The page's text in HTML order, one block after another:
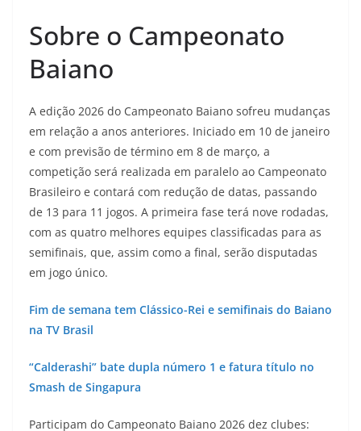
Sobre o Campeonato
Baiano
A edição 2026 do Campeonato Baiano sofreu mudanças
em relação a anos anteriores. Iniciado em 10 de janeiro
e com previsão de término em 8 de março, a
competição será realizada em paralelo ao Campeonato
Brasileiro e contará com redução de datas, passando
de 13 para 11 jogos. A primeira fase terá nove rodadas,
com as quatro melhores equipes classificadas para as
semifinais, que, assim como a final, serão disputadas
em jogo único.
Fim de semana tem Clássico-Rei e semifinais do Baiano
na TV Brasil
“Calderashi” bate dupla número 1 e fatura título no
Smash de Singapura
Participam do Campeonato Baiano 2026 dez clubes: